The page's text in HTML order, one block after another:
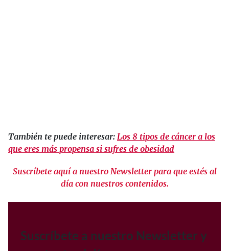
También te puede interesar: Los 8 tipos de cáncer a los
que eres más propensa si sufres de obesidad
Suscríbete aquí a nuestro Newsletter para que estés al
día con nuestros contenidos.
Suscríbete a nuestro Newsletter y